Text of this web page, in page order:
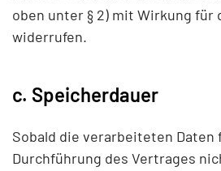
oben unter § 2) mit Wirkung für
widerrufen.
c. Speicherdauer
Sobald die verarbeiteten Daten
Durchführung des Vertrages